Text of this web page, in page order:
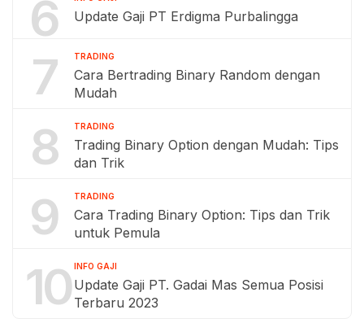
6 Update Gaji PT Erdigma Purbalingga
7 TRADING
Cara Bertrading Binary Random dengan
Mudah
8 TRADING
Trading Binary Option dengan Mudah: Tips
dan Trik
9 TRADING
Cara Trading Binary Option: Tips dan Trik
untuk Pemula
10 INFO GAJI
Update Gaji PT. Gadai Mas Semua Posisi
Terbaru 2023